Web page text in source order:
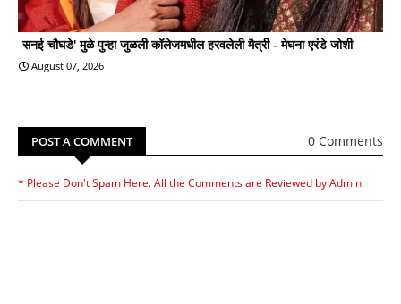
सनई चौघडे' मुळे पुन्हा जुळली कॉलेजमधील हरवलेली मैत्री - मेघना एरंडे जोशी
August 07, 2026
POST A COMMENT 0 Comments
* Please Don't Spam Here. All the Comments are Reviewed by Admin.